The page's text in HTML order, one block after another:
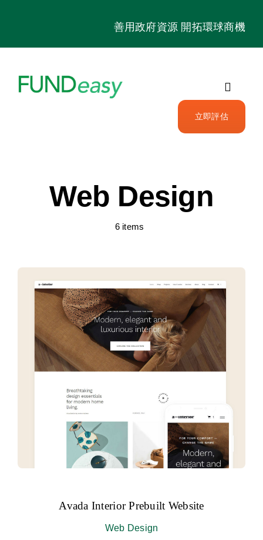
善用政府資源 開拓環球商機
Toggle
我們的客戶
聯絡我們
立即評估
Web Design
6 items
Avada Interior Prebuilt Website
Web Design